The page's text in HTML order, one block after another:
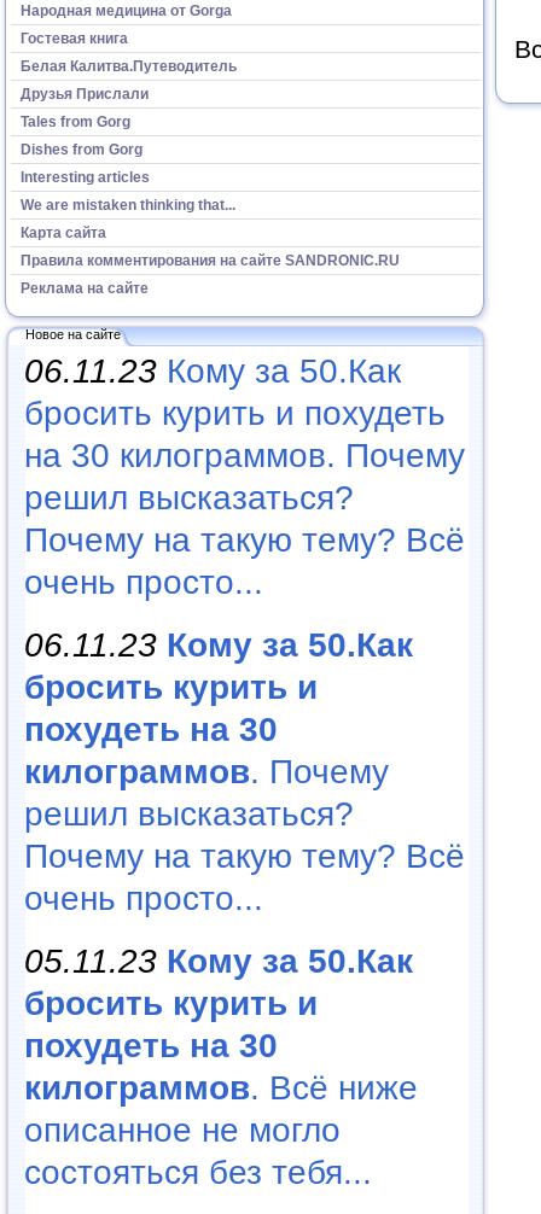
Народная медицина от Gorga
Гостевая книга
Белая Калитва.Путеводитель
Друзья Прислали
Tales from Gorg
Dishes from Gorg
Interesting articles
We are mistaken thinking that...
Карта сайта
Правила комментирования на сайте SANDRONIC.RU
Реклама на сайте
Новое на сайте
06.11.23 Кому за 50.Как
бросить курить и похудеть
на 30 килограммов. Почему
решил высказаться?
Почему на такую тему? Всё
очень просто...
06.11.23 Кому за 50.Как
бросить курить и
похудеть на 30
килограммов. Почему
решил высказаться?
Почему на такую тему? Всё
очень просто...
05.11.23 Кому за 50.Как
бросить курить и
похудеть на 30
килограммов. Всё ниже
описанное не могло
состояться без тебя...